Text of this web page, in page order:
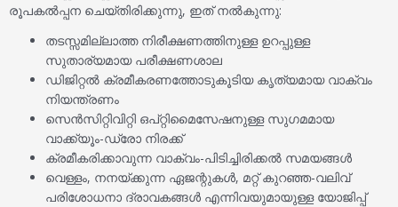
രൂപകൽപ്പന ചെയ്തിരിക്കുന്നു, ഇത് നൽകുന്നു:
തടസ്സമില്ലാത്ത നിരീക്ഷണത്തിനുള്ള ഉറപ്പുള്ള
സുതാര്യമായ പരീക്ഷണശാല
ഡിജിറ്റൽ ക്രമീകരണത്തോടുകൂടിയ കൃത്യമായ വാക്വം
നിയന്ത്രണം
സെൻസിറ്റിവിറ്റി ഒപ്റ്റിമൈസേഷനുള്ള സുഗമമായ
വാക്ക്യൂം-ഡ്രോ നിരക്ക്
ക്രമീകരിക്കാവുന്ന വാക്വം-പിടിച്ചിരിക്കൽ സമയങ്ങൾ
വെള്ളം, നനയ്ക്കുന്ന ഏജന്റുകൾ, മറ്റ് കുറഞ്ഞ-വലിവ്
പരിശോധനാ ദ്രാവകങ്ങൾ എന്നിവയുമായുള്ള യോജിപ്പ്